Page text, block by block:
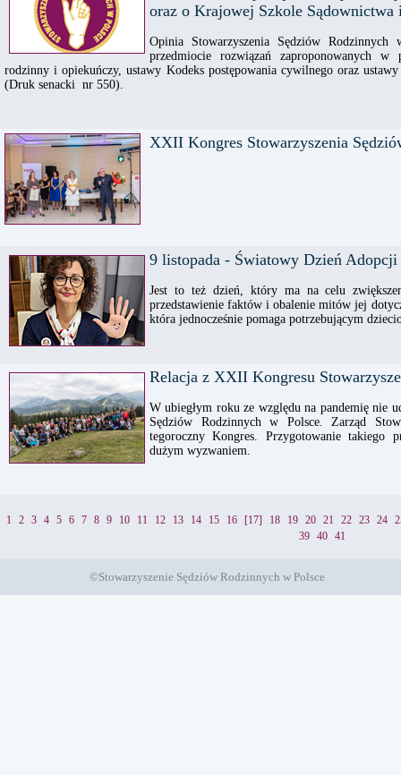
oraz o Krajowej Szkole Sądownictwa
Opinia Stowarzyszenia Sędziów
przedmiocie rozwiązań zaproponowanych
rodzinny i opiekuńczy, ustawy Kodeks postępowania cywilnego oraz
(Druk senacki nr 550).
XXII Kongres Stowarzyszenia
9 listopada - Światowy Dzień Adopcji
Jest to też dzień, który ma na celu
przedstawienie faktów i obalenie mitów jej
która jednocześnie pomaga potrzebującym
Relacja z XXII Kongresu
W ubiegłym roku ze względu na pandemię nie
Sędziów Rodzinnych w Polsce. Zarząd
tegoroczny Kongres. Przygotowanie takiego
dużym wyzwaniem.
1 2 3 4 5 6 7 8 9 10 11 12 13 14 15 16 [17] 18 19 20 21 22 23 24
39
40 41
©Stowarzyszenie Sędziów Rodzinnych w Polsce